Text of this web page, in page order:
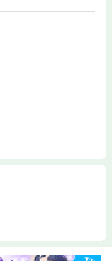
ボスと元愛人、辻山の
ュな女子大生のコン